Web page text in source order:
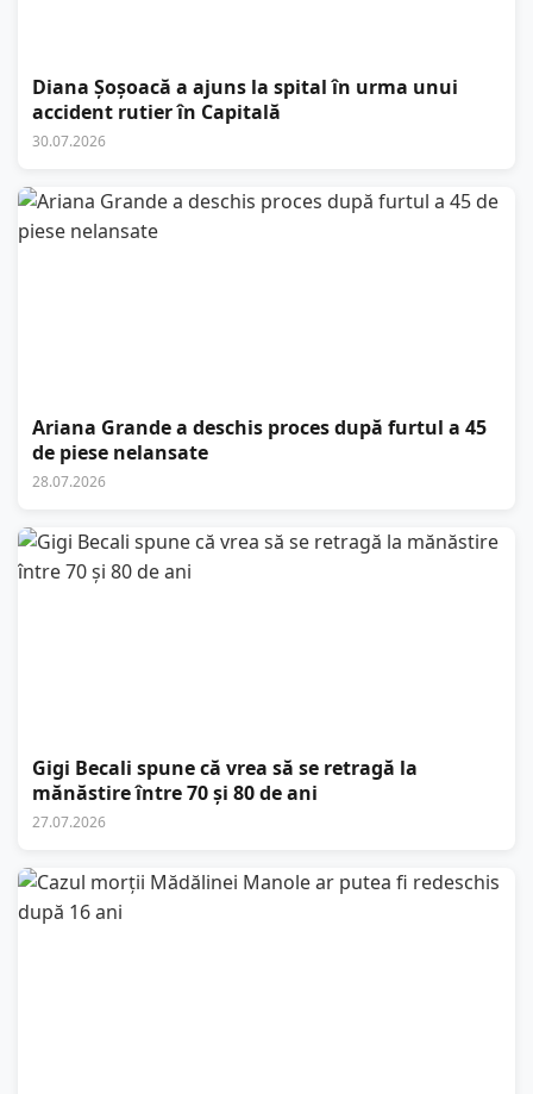
Diana Șoșoacă a ajuns la spital în urma unui
accident rutier în Capitală
30.07.2026
Ariana Grande a deschis proces după furtul a 45
de piese nelansate
28.07.2026
Gigi Becali spune că vrea să se retragă la
mănăstire între 70 și 80 de ani
27.07.2026